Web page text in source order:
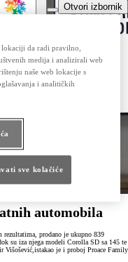
Otvori izbornik
automobila
rezultatima, prodano je ukupno 839
su iza njega modeli Corolla SD sa 145 te
Višošević,istakao je i proboj Proace Family
da radi pravilno,
medija i analizirali web
naše web lokacije s
i analitičkih
sve kolačiće